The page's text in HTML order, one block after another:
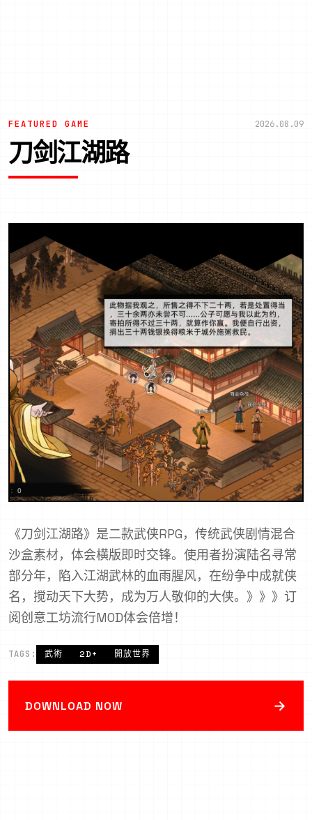
FEATURED GAME 2026.08.09
刀剑江湖路
《刀剑江湖路》是二款武侠RPG，传统武侠剧情混合
沙盒素材，体会横版即时交锋。使用者扮演陆名寻常
部分年，陷入江湖武林的血雨腥风，在纷争中成就侠
名，搅动天下大势，成为万人敬仰的大侠。》》》订
阅创意工坊流行MOD体会倍增！
TAGS: 武術 2D+ 開放世界
DOWNLOAD NOW →